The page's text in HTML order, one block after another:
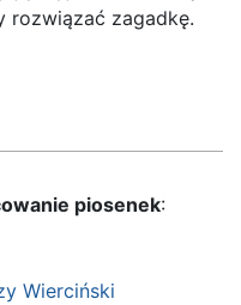
rozwiązać zagadkę.
piosenek:
Wierciński